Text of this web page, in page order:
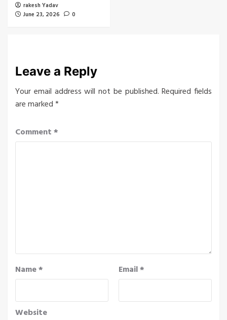
rakesh Yadav
June 23, 2026
0
Leave a Reply
Your email address will not be published. Required fields
are marked*
Comment*
Name* Email*
Website